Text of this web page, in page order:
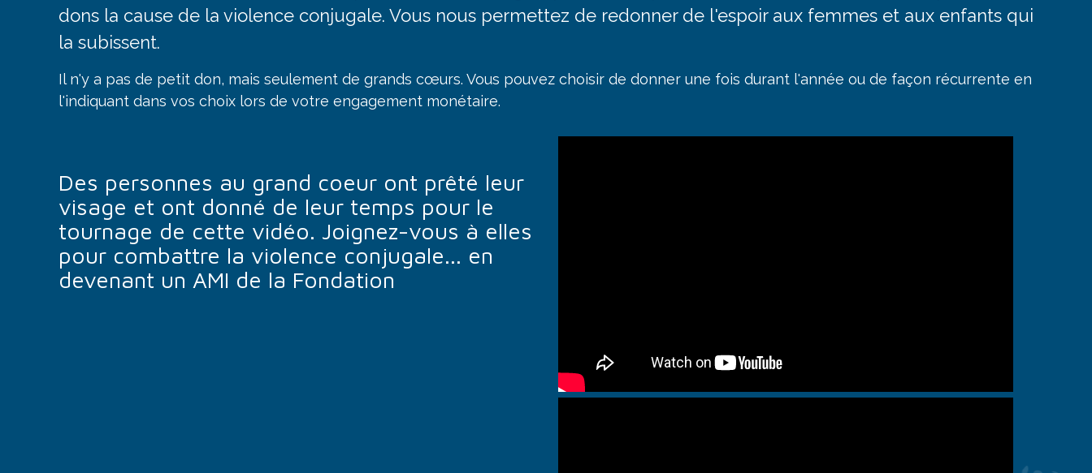
dons la cause de la violence conjugale. Vous nous permettez de redonner de l'espoir aux femmes et aux enfants qui
la subissent.
Il n'y a pas de petit don, mais seulement de grands cœurs. Vous pouvez choisir de donner une fois durant l'année ou de façon récurrente en
l'indiquant dans vos choix lors de votre engagement monétaire.
Des personnes au grand coeur ont prêté leur
visage et ont donné de leur temps pour le
tournage de cette vidéo. Joignez-vous à elles
pour combattre la violence conjugale... en
devenant un AMI de la Fondation